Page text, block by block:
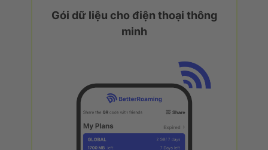
Gói dữ liệu cho điện thoại thông
minh